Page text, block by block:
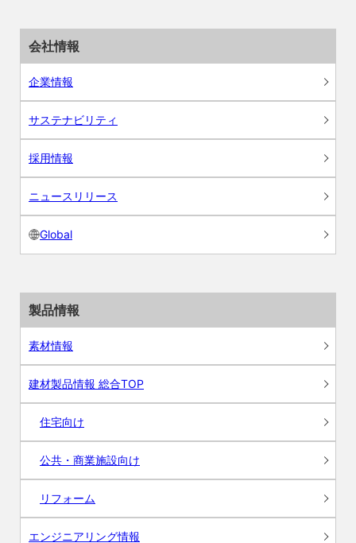
会社情報
企業情報
サステナビリティ
採用情報
ニュースリリース
Global
製品情報
素材情報
建材製品情報 総合TOP
住宅向け
公共・商業施設向け
リフォーム
エンジニアリング情報